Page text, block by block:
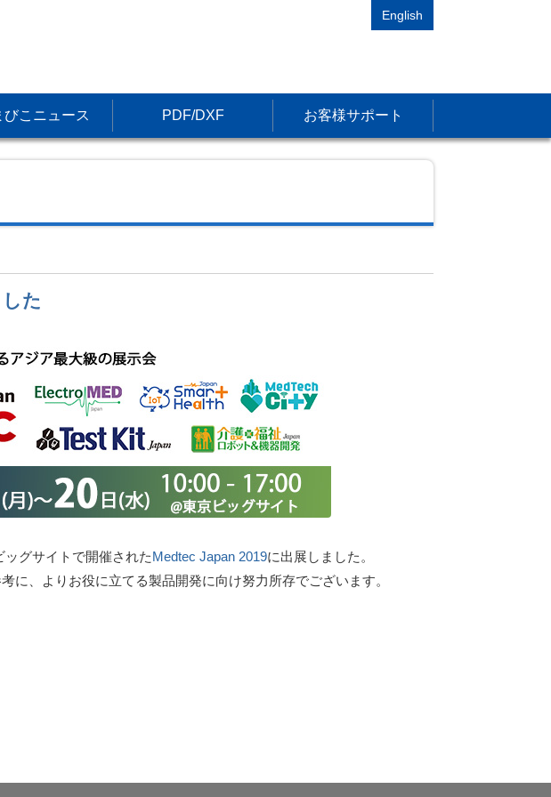
English
びこニュース PDF/DXF お客様サポート
た
グサイトで開催されたMedtec Japan 2019に出展しました。
に、よりお役に立てる製品開発に向け努力所存でございます。